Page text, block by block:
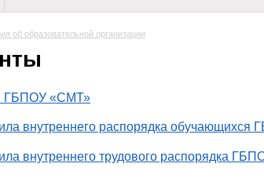
об образовательной организации
ГБПОУ «СМТ»
внутреннего распорядка
внутреннего трудового распорядка